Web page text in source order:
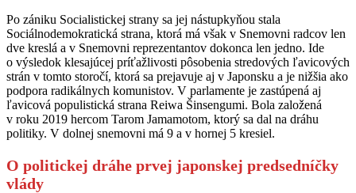
Po zániku Socialistickej strany sa jej nástupkyňou stala
Sociálnodemokratická strana, ktorá má však v Snemovni radcov len
dve kreslá a v Snemovni reprezentantov dokonca len jedno. Ide
o výsledok klesajúcej príťažlivosti pôsobenia stredových ľavicových
strán v tomto storočí, ktorá sa prejavuje aj v Japonsku a je nižšia ako
podpora radikálnych komunistov. V parlamente je zastúpená aj
ľavicová populistická strana Reiwa Šinsengumi. Bola založená
v roku 2019 hercom Tarom Jamamotom, ktorý sa dal na dráhu
politiky. V dolnej snemovni má 9 a v hornej 5 kresiel.
O politickej dráhe prvej japonskej predsedníčky
vlády